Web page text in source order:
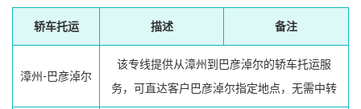
轿车托运 描述 备注
漳州-巴彦淖尔
该专线提供从漳州到巴彦淖尔的轿车托运服
务，可直达客户巴彦淖尔指定地点，无需中转